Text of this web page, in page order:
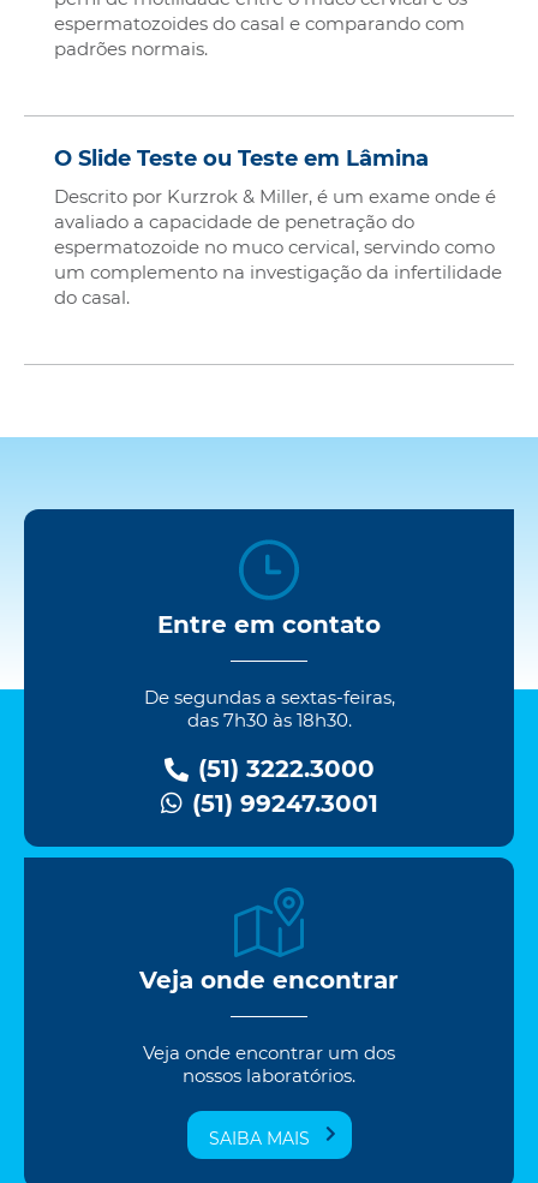
espermatozoides do casal e comparando com
padrões normais.
O Slide Teste ou Teste em Lâmina
Descrito por Kurzrok & Miller, é um exame onde é
avaliado a capacidade de penetração do
espermatozoide no muco cervical, servindo como
um complemento na investigação da infertilidade
do casal.
Entre em contato
De segundas a sextas-feiras,
das 7h30 às 18h30.
(51) 3222.3000
(51) 99247.3001
Veja onde encontrar
Veja onde encontrar um dos
nossos laboratórios.
SAIBA MAIS